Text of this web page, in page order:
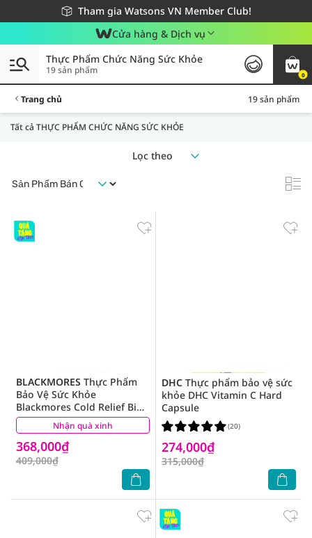
Tham gia Watsons VN Member Club!
Miễn phí giao hàng cho đơn hàng từ 249,000Đ
Giao hàng nhanh 24h - Áp dụng khu vực TP. Hồ Chí Minh
Cửa hàng & Dịch vụ
0
Thực Phẩm Chức Năng Sức Khỏe
19 sản phẩm
Trang chủ 19 sản phẩm
Tất cả THỰC PHẨM CHỨC NĂNG SỨC KHỎE
Lọc theo
Nhận quà xinh
BLACKMORES Thực Phẩm
Bảo Vệ Sức Khỏe
Blackmores Cold Relief Bio
C 1000mg Tăng Cường Sức
Đề Kháng 31 Viên
368,000₫
409,000₫
(7)
DHC Thực phẩm bảo vệ sức
khỏe DHC Vitamin C Hard
Capsule
274,000₫
315,000₫
(20)